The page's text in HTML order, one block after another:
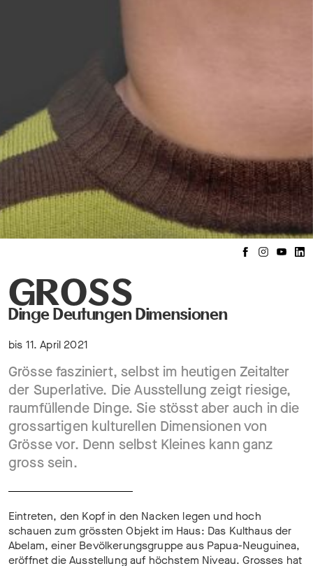
GROSS
Dinge Deutungen Dimensionen
bis 11. April 2021
Grösse fasziniert, selbst im heutigen Zeitalter
der Superlative. Die Ausstellung zeigt riesige,
raumfüllende Dinge. Sie stösst aber auch in die
grossartigen kulturellen Dimensionen von
Grösse vor. Denn selbst Kleines kann ganz
gross sein.
Eintreten, den Kopf in den Nacken legen und hoch
schauen zum grössten Objekt im Haus: Das Kulthaus der
Abelam, einer Bevölkerungsgruppe aus Papua-Neuguinea,
eröffnet die Ausstellung auf höchstem Niveau. Grosses hat